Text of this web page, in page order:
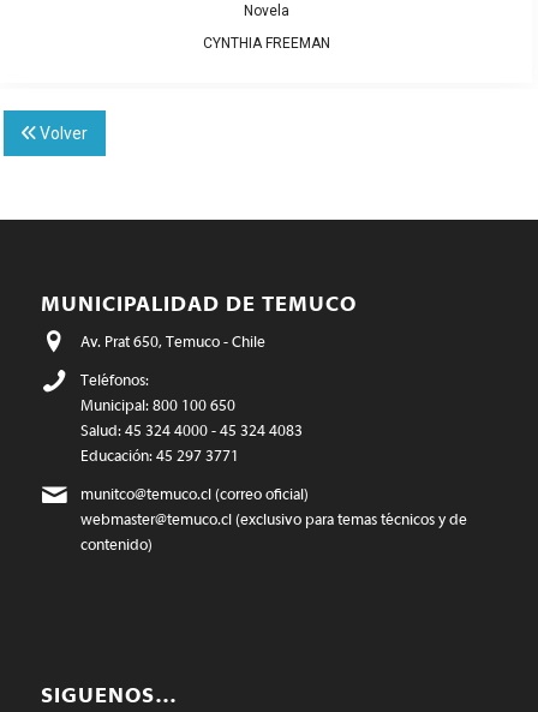
Novela
CYNTHIA FREEMAN
Volver
MUNICIPALIDAD DE TEMUCO
Av. Prat 650, Temuco - Chile
Teléfonos:
Municipal: 800 100 650
Salud: 45 324 4000 - 45 324 4083
Educación: 45 297 3771
munitco@temuco.cl(correo oficial)
webmaster@temuco.cl(exclusivo para temas técnicos y de
contenido)
SIGUENOS…